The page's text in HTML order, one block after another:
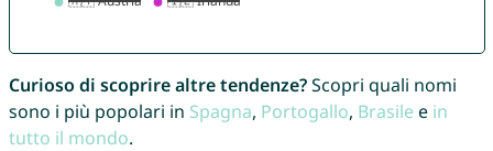
Curioso di scoprire altre tendenze?Scopri quali nomi
sono i più popolari in Spagna, Portogallo, Brasile e in
tutto il mondo.